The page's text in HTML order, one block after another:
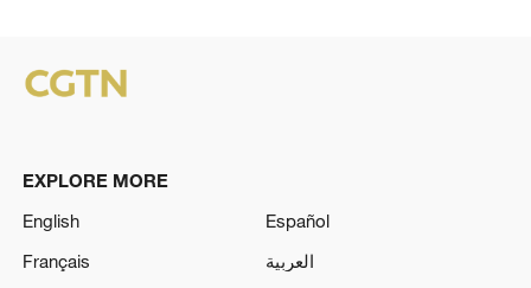
EXPLORE MORE
English
Español
Français
العربية